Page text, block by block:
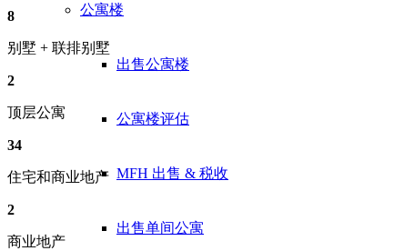
公寓楼
出售公寓楼
公寓楼评估
MFH 出售 & 税收
出售单间公寓
8
别墅 + 联排别墅
2
顶层公寓
34
住宅和商业地产
2
商业地产